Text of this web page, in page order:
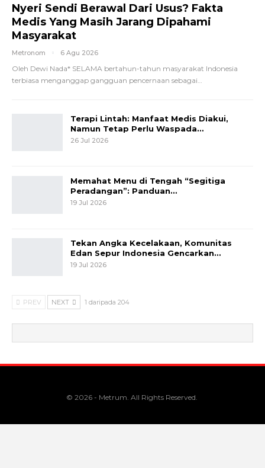
Nyeri Sendi Berawal Dari Usus? Fakta
Medis Yang Masih Jarang Dipahami
Masyarakat
Metronom 6 Agu 2026
Oleh Dewi Nada* SELAMA bertahun-tahun masyarakat Indonesia
terbiasa menganggap gangguan pencernaan sebagai
Terapi Lintah: Manfaat Medis Diakui,
Namun Tetap Perlu Waspada…
26 Jul 2026
Memahat Menu di Tengah “Segitiga
Peradangan”: Panduan…
19 Jul 2026
Tekan Angka Kecelakaan, Komunitas
Edan Sepur Indonesia Gencarkan…
19 Jul 2026
PREV NEXT 1 daripada 204
© 2026 - Metrum. All Rights Reserved.